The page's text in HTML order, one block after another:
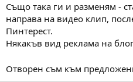
Също така ги и разменям -
направа на видео клип,
Пинтерест.
Някакъв вид реклама на
Отворен съм към